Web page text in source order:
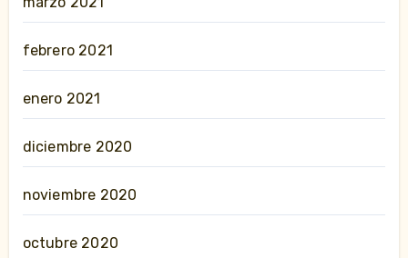
febrero 2021
enero 2021
diciembre 2020
noviembre 2020
octubre 2020